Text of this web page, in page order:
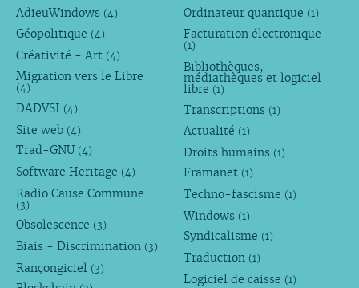
AdieuWindows (4)
Géopolitique (4)
Créativité - Art (4)
Migration vers le Libre
(4)
DADVSI (4)
Site web (4)
Trad-GNU (4)
Software Heritage (4)
Radio Cause Commune
(3)
Obsolescence (3)
Biais - Discrimination (3)
Rançongiciel (3)
Ordinateur quantique (1)
Facturation électronique
(1)
Bibliothèques,
médiathèques et logiciel
libre (1)
Transcriptions (1)
Actualité (1)
Droits humains (1)
Framanet (1)
Techno-fascisme (1)
Windows (1)
Syndicalisme (1)
Traduction (1)
Logiciel de caisse (1)